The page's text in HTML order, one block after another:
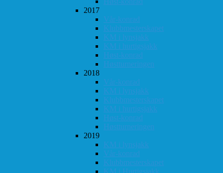
2017
Vår-konrad
Klubbmesterskapet
KM i lynsjakk
KM i hurtigsjakk
Høst-konrad
Høstturneringen
2018
Vår-konrad
KM i lynsjakk
Klubbmesterskapet
KM i hurtigsjakk
Høst-konrad
Høstturneringen
2019
KM i lynsjakk
Vår-konrad
Klubbmesterskapet
KM i Hurtigsjakk